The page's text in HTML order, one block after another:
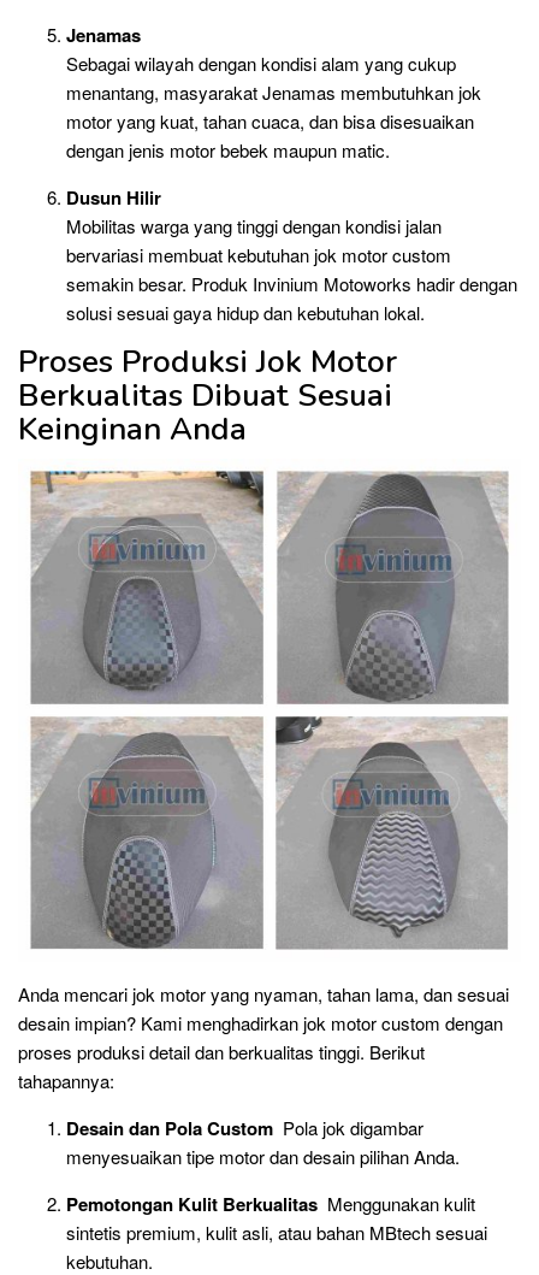
Jenamas
Sebagai wilayah dengan kondisi alam yang cukup
menantang, masyarakat Jenamas membutuhkan jok
motor yang kuat, tahan cuaca, dan bisa disesuaikan
dengan jenis motor bebek maupun matic.
Dusun Hilir
Mobilitas warga yang tinggi dengan kondisi jalan
bervariasi membuat kebutuhan jok motor custom
semakin besar. Produk Invinium Motoworks hadir dengan
solusi sesuai gaya hidup dan kebutuhan lokal.
Proses Produksi Jok Motor
Berkualitas Dibuat Sesuai
Keinginan Anda
Anda mencari jok motor yang nyaman, tahan lama, dan sesuai
desain impian? Kami menghadirkan jok motor custom dengan
proses produksi detail dan berkualitas tinggi. Berikut
tahapannya:
Desain dan Pola Custom Pola jok digambar
menyesuaikan tipe motor dan desain pilihan Anda.
Pemotongan Kulit Berkualitas Menggunakan kulit
sintetis premium, kulit asli, atau bahan MBtech sesuai
kebutuhan.